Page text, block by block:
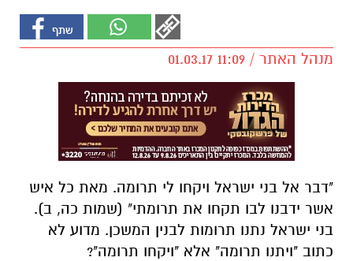
מנהל האתר / 11:09 01.03.17
"דבר אל בני ישראל ויקחו לי תרומה. מאת כל איש
אשר ידבנו לבו תקחו את תרומתי" (שמות כה, ב).
בני ישראל נתנו תרומות לבנין המשכן. מדוע לא
כתוב "ויתנו תרומה" אלא "ויקחו תרומה"?